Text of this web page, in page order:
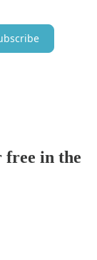
free in the